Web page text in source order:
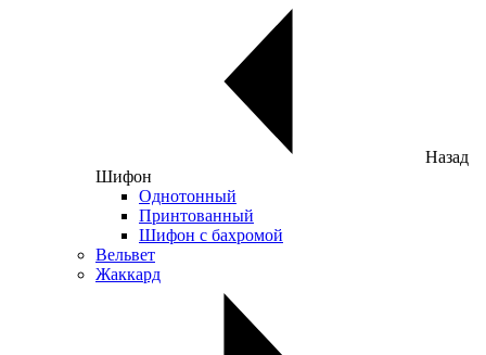
Назад
Шифон
Однотонный
Принтованный
Шифон с бахромой
Вельвет
Жаккард